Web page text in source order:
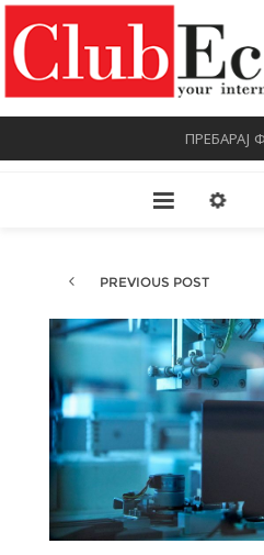
ПРЕБАРАЈ
PREVIOUS POST